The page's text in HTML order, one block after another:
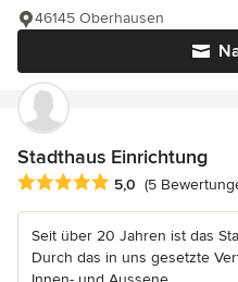
46145 Oberhausen
Stadthaus Einrichtung
Durchschnittliche
5,0 (5
Seit über 20 Jahren ist das
Durch das in uns gesetzte